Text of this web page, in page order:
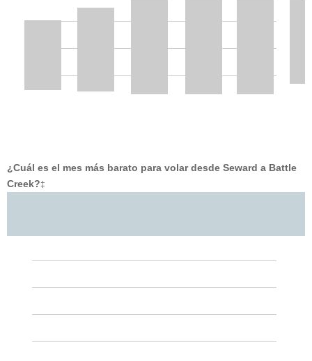
¿Cuál es el mes más barato para volar desde Seward a Battle
Creek?‡